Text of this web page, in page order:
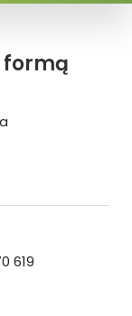
formą
619